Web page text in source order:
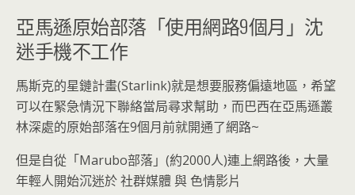
亞馬遜原始部落「使用網路9個月」沈
迷手機不工作
馬斯克的星鏈計畫(Starlink)就是想要服務偏遠地區，希望
可以在緊急情況下聯絡當局尋求幫助，而巴西在亞馬遜叢
林深處的原始部落在9個月前就開通了網路~
但是自從「Marubo部落」(約2000人)連上網路後，大量
年輕人開始沉迷於 社群媒體 與 色情影片